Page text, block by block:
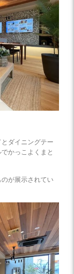
ダイニングテー
かっこよくまと
が展示されてい